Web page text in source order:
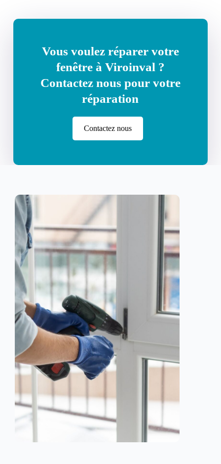
Vous voulez réparer votre
fenêtre à Viroinval ?
Contactez nous pour votre
réparation
Contactez nous